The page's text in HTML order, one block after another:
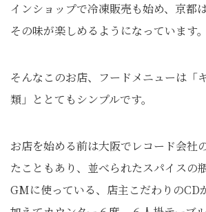
インショップで冷凍販売も始め、京都
その味が楽しめるようになっています。
そんなこのお店、フードメニューは「
類」ととてもシンプルです。
お店を始める前は大阪でレコード会社
たこともあり、並べられたスパイスの
GMに使っている、店主こだわりのCD